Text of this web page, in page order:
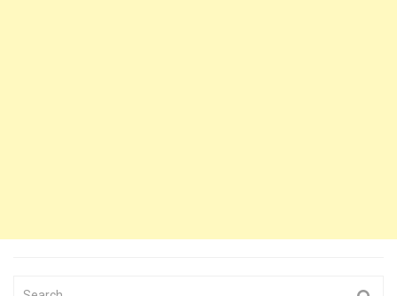
Search